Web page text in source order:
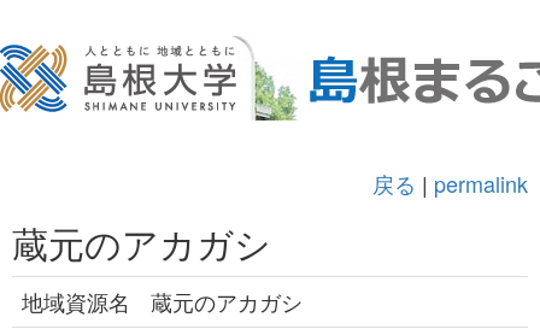
戻る | permalink
蔵元のアカガシ
地域資源名
蔵元のアカガシ